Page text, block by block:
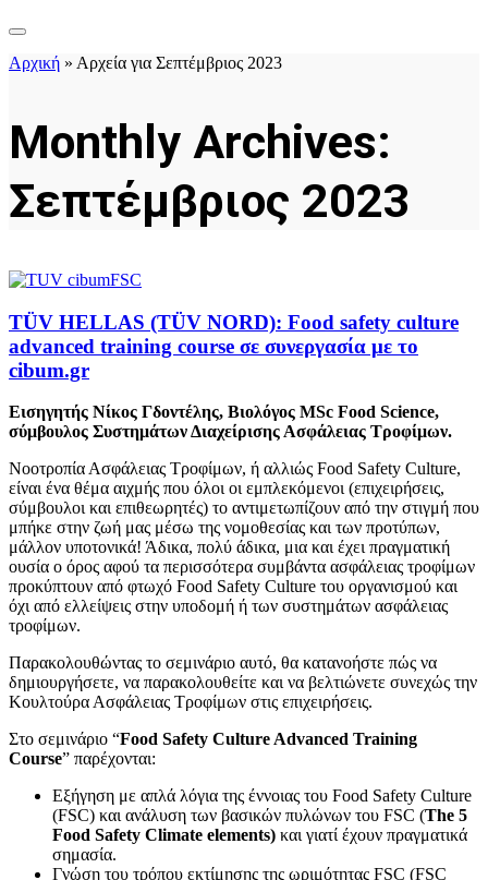
Αρχική » Αρχεία για Σεπτέμβριος 2023
Monthly Archives:
Σεπτέμβριος 2023
TÜV HELLAS (TÜV NORD): Food safety culture
advanced training course σε συνεργασία με τo
cibum.gr
Εισηγητής Νίκος Γδοντέλης, Βιολόγος MSc Food Science,
σύμβουλος Συστημάτων Διαχείρισης Ασφάλειας Τροφίμων.
Νοοτροπία Ασφάλειας Τροφίμων, ή αλλιώς Food Safety Culture,
είναι ένα θέμα αιχμής που όλοι οι εμπλεκόμενοι (επιχειρήσεις,
σύμβουλοι και επιθεωρητές) το αντιμετωπίζουν από την στιγμή που
μπήκε στην ζωή μας μέσω της νομοθεσίας και των προτύπων,
μάλλον υποτονικά! Άδικα, πολύ άδικα, μια και έχει πραγματική
ουσία ο όρος αφού τα περισσότερα συμβάντα ασφάλειας τροφίμων
προκύπτουν από φτωχό Food Safety Culture του οργανισμού και
όχι από ελλείψεις στην υποδομή ή των συστημάτων ασφάλειας
τροφίμων.
Παρακολουθώντας το σεμινάριο αυτό, θα κατανοήστε πώς να
δημιουργήσετε, να παρακολουθείτε και να βελτιώνετε συνεχώς την
Κουλτούρα Ασφάλειας Τροφίμων στις επιχειρήσεις.
Στο σεμινάριο “Food Safety Culture Advanced Training
Course” παρέχονται:
Εξήγηση με απλά λόγια της έννοιας του Food Safety Culture
(FSC) και ανάλυση των βασικών πυλώνων του FSC (The 5
Food Safety Climate elements) και γιατί έχουν πραγματικά
σημασία.
Γνώση του τρόπου εκτίμησης της ωριμότητας FSC (FSC